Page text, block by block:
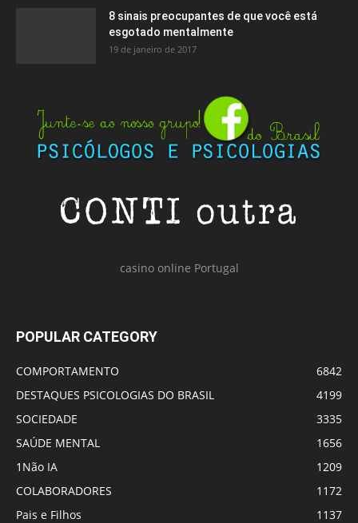
8 sinais preocupantes de que você está
esgotado mentalmente
19 de janeiro de 2017
casino online Portugal
POPULAR CATEGORY
COMPORTAMENTO
6842
DESTAQUES PSICOLOGIAS DO BRASIL
4199
SOCIEDADE
3335
SAÚDE MENTAL
1656
1Não IA
1209
COLABORADORES
1172
Pais e Filhos
1137